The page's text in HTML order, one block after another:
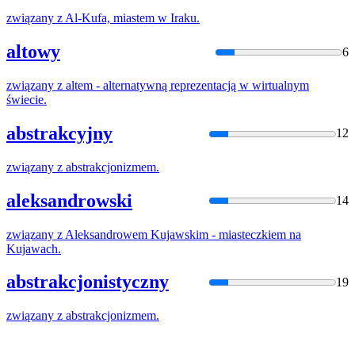
związany z Al-Kufa, miastem w Iraku.
altowy 6
związany z altem - alternatywną reprezentacją w wirtualnym
świecie.
abstrakcyjny 12
związany z abstrakcjonizmem.
aleksandrowski 14
związany z Aleksandrowem Kujawskim - miasteczkiem na
Kujawach.
abstrakcjonistyczny 19
związany z abstrakcjonizmem.